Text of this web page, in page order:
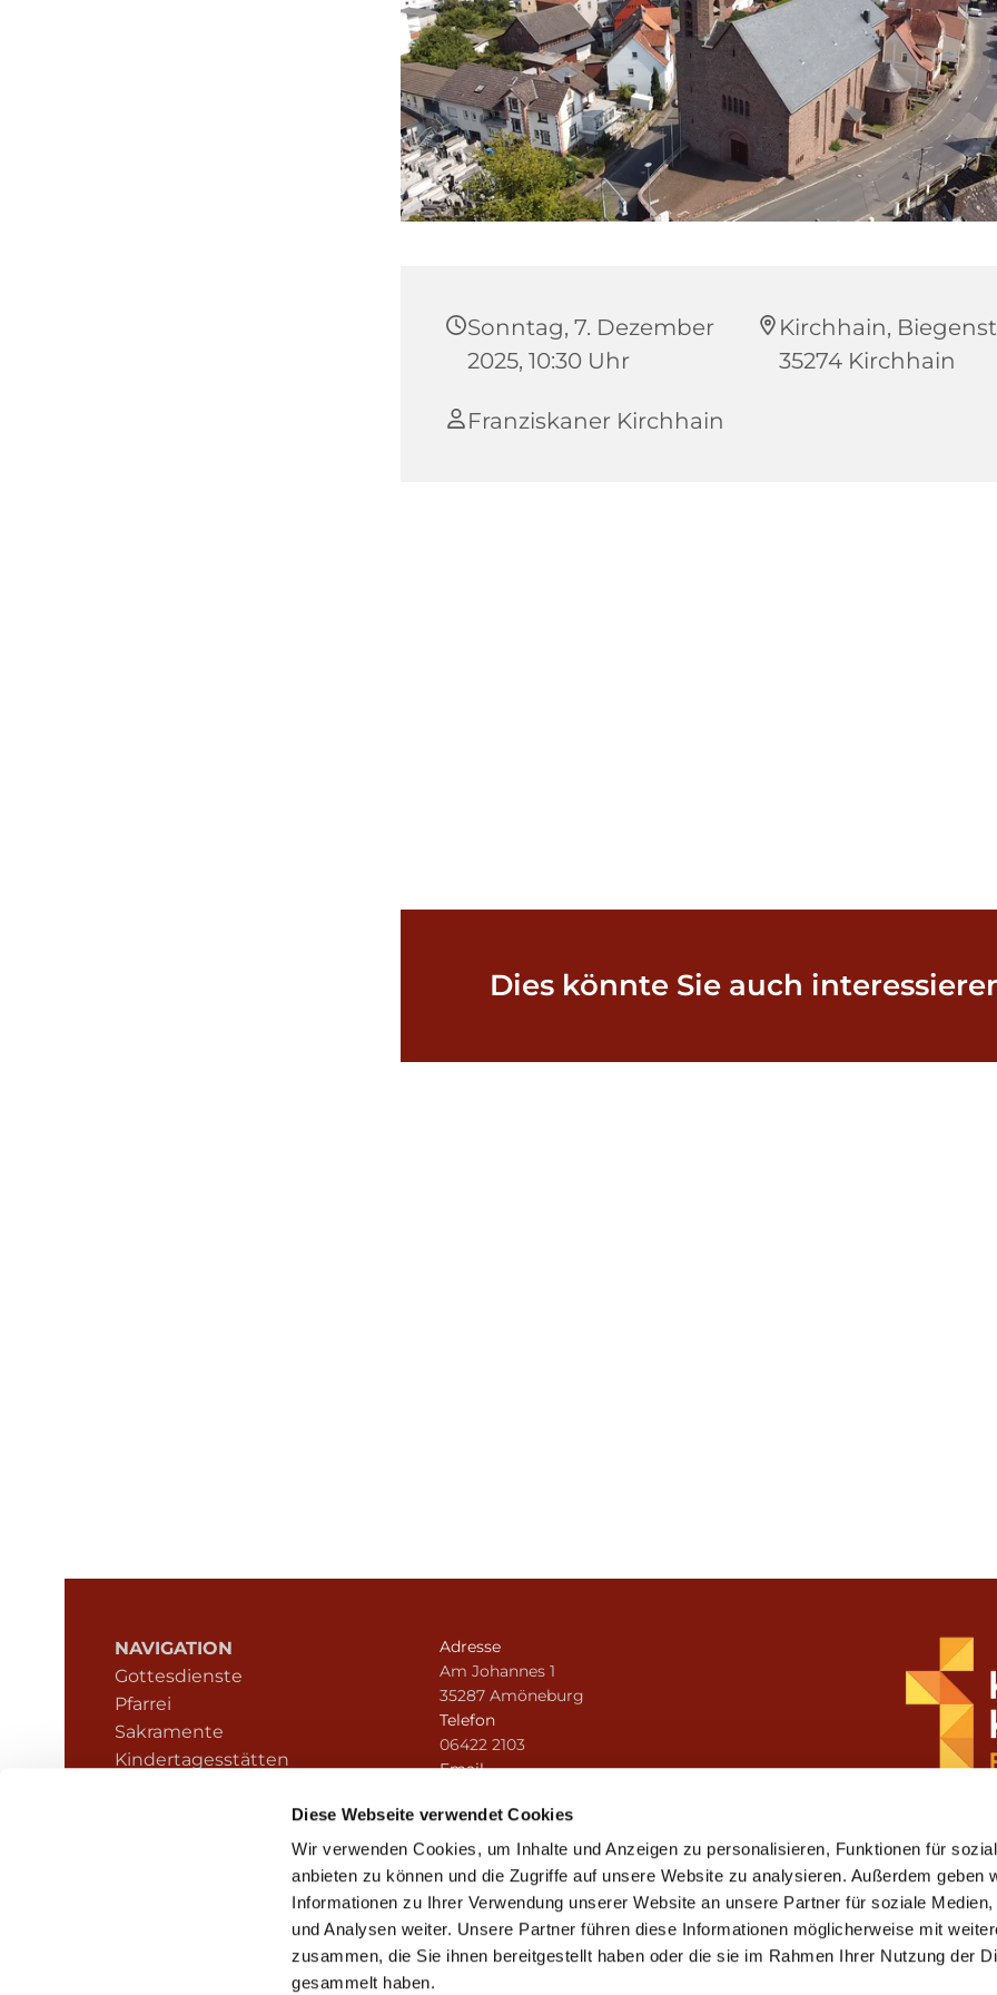
Diese Webseite verwendet Cookies
Wir verwenden Cookies, um Inhalte und Anzeigen zu personalisieren, Funktionen für
anbieten zu können und die Zugriffe auf unsere Website zu analysieren. Außerdem geben
Informationen zu Ihrer Verwendung unserer Website an unsere Partner für soziale Medien,
und Analysen weiter. Unsere Partner führen diese Informationen möglicherweise mit
zusammen, die Sie ihnen bereitgestellt haben oder die sie im Rahmen Ihrer Nutzung der
gesammelt haben.
Sonntag, 7. Dezember
2025, 10:30 Uhr
Kirchhain,
35274 Kirchhain
Franziskaner Kirchhain
Dies könnte Sie auch
NAVIGATION
Gottesdienste
Pfarrei
Sakramente
Kindertagesstätten
Hinweisgeberschutz
Adresse
Am Johannes 1
35287 Amöneburg
Telefon
06422 2103
Email
Impressum Datenschutzerklärung ChurchDesk-